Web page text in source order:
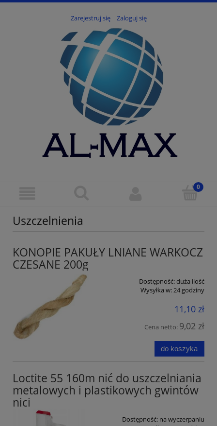
Zarejestruj się Zaloguj się
Uszczelnienia
KONOPIE PAKUŁY LNIANE WARKOCZ
CZESANE 200g
Dostępność:duża ilość
Wysyłka w:24 godziny
11,10 zł
Cena netto: 9,02 zł
do koszyka
Loctite 55 160m nić do uszczelniania
metalowych i plastikowych gwintów
nici
Dostępność: na wyczerpaniu